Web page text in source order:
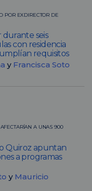
POR EXDIRECTOR DE
durante seis
con residencia
requisitos
y Francisca Soto
A UNAS 900
Quiroz apuntan
a programas
y Mauricio